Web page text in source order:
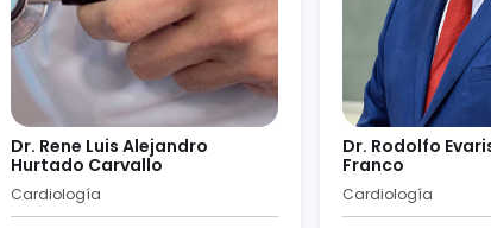
Dr. Rene Luis Alejandro
Hurtado Carvallo
Cardiología
Dr. Rodolfo
Franco
Cardiología